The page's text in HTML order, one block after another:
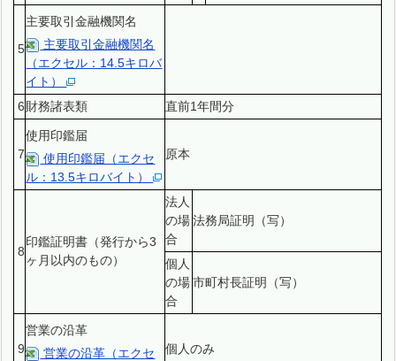
5
主要取引金融機関名
主要取引金融機関名
（エクセル：14.5キロバ
イト）
6財務諸表類 直前1年間分
7
使用印鑑届
使用印鑑届（エクセ
ル：13.5キロバイト）
原本
8
印鑑証明書（発行から3
ヶ月以内のもの）
法人
の場
合
法務局証明（写）
個人
の場
合
市町村長証明（写）
9
営業の沿革
営業の沿革（エクセ
個人のみ